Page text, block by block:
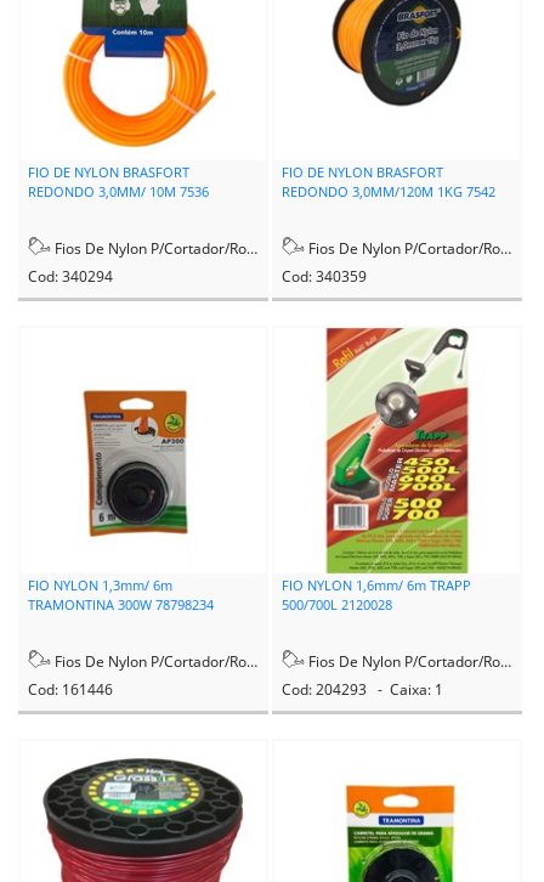
FIO DE NYLON BRASFORT
REDONDO 3,0MM/ 10M 7536
Fios De Nylon P/Cortador/Rocadeira
Cod: 340294
FIO DE NYLON BRASFORT
REDONDO 3,0MM/120M 1KG 7542
Fios De Nylon P/Cortador/Rocadeira
Cod: 340359
FIO NYLON 1,3mm/ 6m
TRAMONTINA 300W 78798234
Fios De Nylon P/Cortador/Rocadeira
Cod: 161446
FIO NYLON 1,6mm/ 6m TRAPP
500/700L 2120028
Fios De Nylon P/Cortador/Rocadeira
Cod: 204293 - Caixa: 1